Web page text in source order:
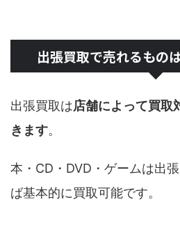
出張買取で売れるもの
出張買取は店舗によって買取
きます。
本・CD・DVD・ゲームは出
ば基本的に買取可能です。